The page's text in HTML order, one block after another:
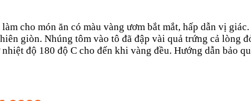
cho món ăn có màu vàng ươm bắt mắt, hấp dẫn vị
giòn. Nhúng tôm vào tô đã đập vài quả trứng cả lòng
độ 180 độ C cho đến khi vàng đều. Hướng dẫn bảo